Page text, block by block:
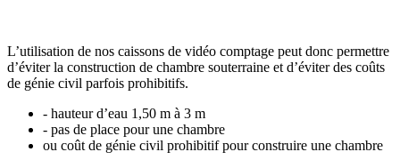
L’utilisation de nos caissons de vidéo comptage peut donc permettre
d’éviter la construction de chambre souterraine et d’éviter des coûts
de génie civil parfois prohibitifs.
- hauteur d’eau 1,50 m à 3 m
- pas de place pour une chambre
ou coût de génie civil prohibitif pour construire une chambre